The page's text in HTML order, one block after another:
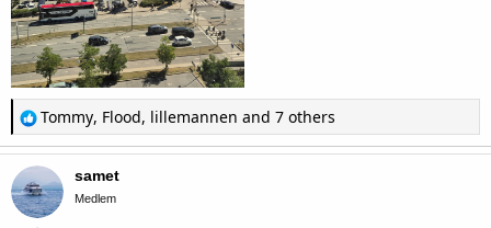
R
a
c
i
o
Tommy, Flood, lillemannen and 7 others
samet
Medlem